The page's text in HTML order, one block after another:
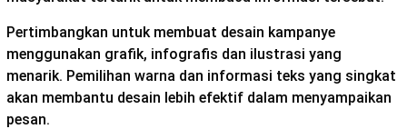
Pertimbangkan untuk membuat desain kampanye
menggunakan grafik, infografis dan ilustrasi yang
menarik. Pemilihan warna dan informasi teks yang singkat
akan membantu desain lebih efektif dalam menyampaikan
pesan.